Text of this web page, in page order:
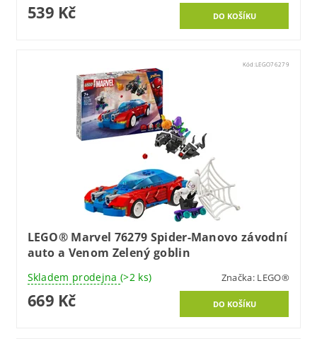
539 Kč
Kód:LEGO76279
LEGO® Marvel 76279 Spider-Manovo závodní
auto a Venom Zelený goblin
Skladem prodejna (>2 ks) Značka: LEGO®
669 Kč